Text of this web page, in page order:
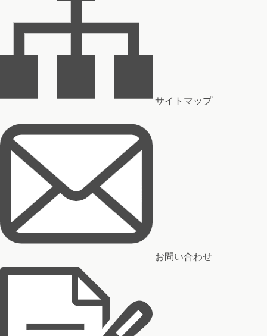
サイトマップ
お問い合わせ